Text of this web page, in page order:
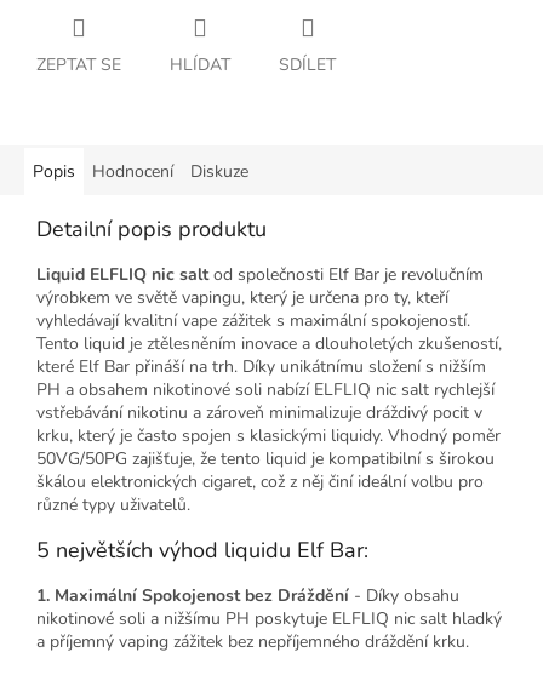
ZEPTAT SE HLÍDAT SDÍLET
Popis Hodnocení Diskuze
Detailní popis produktu
Liquid ELFLIQ nic saltod společnosti Elf Bar je revolučním
výrobkem ve světě vapingu, který je určena pro ty, kteří
vyhledávají kvalitní vape zážitek s maximální spokojeností.
Tento liquid je ztělesněním inovace a dlouholetých zkušeností,
které Elf Bar přináší na trh. Díky unikátnímu složení s nižším
PH a obsahem nikotinové soli nabízí ELFLIQ nic salt rychlejší
vstřebávání nikotinu a zároveň minimalizuje dráždivý pocit v
krku, který je často spojen s klasickými liquidy. Vhodný poměr
50VG/50PG zajišťuje, že tento liquid je kompatibilní s širokou
škálou elektronických cigaret, což z něj činí ideální volbu pro
různé typy uživatelů.
5 největších výhod liquidu Elf Bar:
1. Maximální Spokojenost bez Dráždění - Díky obsahu
nikotinové soli a nižšímu PH poskytuje ELFLIQ nic salt hladký
a příjemný vaping zážitek bez nepříjemného dráždění krku.